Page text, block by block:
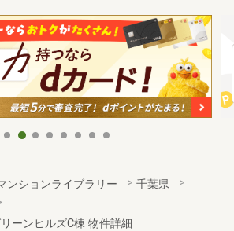
ンションライブラリー
千葉県
ーンヒルズC棟 物件詳細